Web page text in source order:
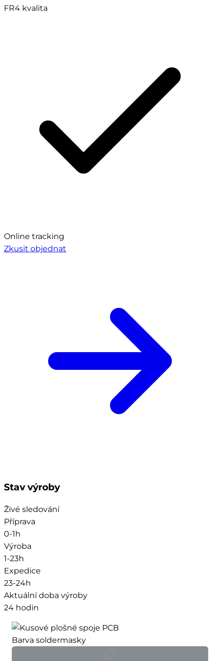
FR4 kvalita
Online tracking
Zkusit objednat
Stav výroby
Živé sledování
Příprava
0-1h
Výroba
1-23h
Expedice
23-24h
Aktuální doba výroby
24 hodin
Barva soldermasky